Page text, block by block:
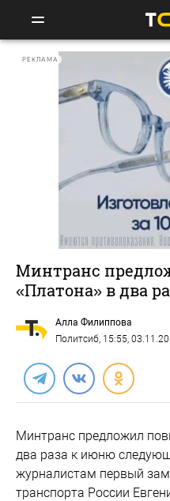
РЕКЛАМА
Минтранс
«Платона» в два
Алла Филиппова
Политсиб, 15:55,
Минтранс предложил
два раза к июню
журналистам первый
транспорта России